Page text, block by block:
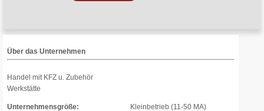
Über das Unternehmen
Handel mit KFZ u. Zubehör
Werkstätte
Unternehmensgröße:
Kleinbetrieb (11-50 MA)